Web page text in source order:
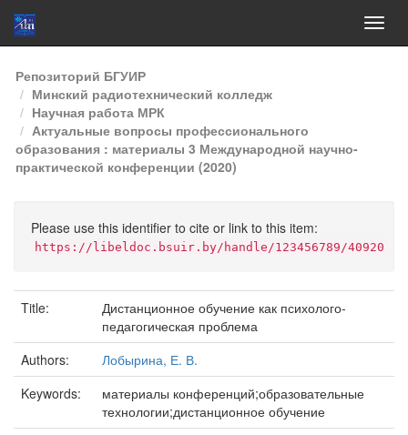
Skip
navigation
Репозиторий БГУИР
Минский радиотехнический колледж
Научная работа МРК
Актуальные вопросы профессионального
образования : материалы 3 Международной научно-
практической конференции (2020)
Please use this identifier to cite or link to this item:
https://libeldoc.bsuir.by/handle/123456789/40920
Title:
Дистанционное обучение как психолого-
педагогическая проблема
Authors:
Лобырина, Е. В.
Keywords:
материалы конференций;образовательные
технологии;дистанционное обучение